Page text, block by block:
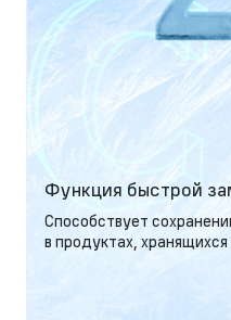
Функция быстрой
Способствует
в продуктах,